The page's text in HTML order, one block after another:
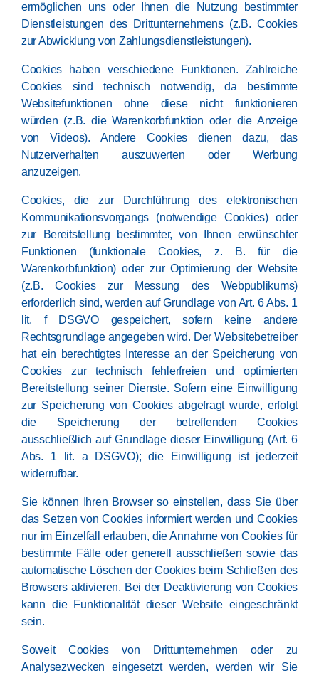
ermöglichen uns oder Ihnen die Nutzung bestimmter
Dienstleistungen des Drittunternehmens (z.B. Cookies
zur Abwicklung von Zahlungsdienstleistungen).
Cookies haben verschiedene Funktionen. Zahlreiche
Cookies sind technisch notwendig, da bestimmte
Websitefunktionen ohne diese nicht funktionieren
würden (z.B. die Warenkorbfunktion oder die Anzeige
von Videos). Andere Cookies dienen dazu, das
Nutzerverhalten auszuwerten oder Werbung
anzuzeigen.
Cookies, die zur Durchführung des elektronischen
Kommunikationsvorgangs (notwendige Cookies) oder
zur Bereitstellung bestimmter, von Ihnen erwünschter
Funktionen (funktionale Cookies, z. B. für die
Warenkorbfunktion) oder zur Optimierung der Website
(z.B. Cookies zur Messung des Webpublikums)
erforderlich sind, werden auf Grundlage von Art. 6 Abs. 1
lit. f DSGVO gespeichert, sofern keine andere
Rechtsgrundlage angegeben wird. Der Websitebetreiber
hat ein berechtigtes Interesse an der Speicherung von
Cookies zur technisch fehlerfreien und optimierten
Bereitstellung seiner Dienste. Sofern eine Einwilligung
zur Speicherung von Cookies abgefragt wurde, erfolgt
die Speicherung der betreffenden Cookies
ausschließlich auf Grundlage dieser Einwilligung (Art. 6
Abs. 1 lit. a DSGVO); die Einwilligung ist jederzeit
widerrufbar.
Sie können Ihren Browser so einstellen, dass Sie über
das Setzen von Cookies informiert werden und Cookies
nur im Einzelfall erlauben, die Annahme von Cookies für
bestimmte Fälle oder generell ausschließen sowie das
automatische Löschen der Cookies beim Schließen des
Browsers aktivieren. Bei der Deaktivierung von Cookies
kann die Funktionalität dieser Website eingeschränkt
sein.
Soweit Cookies von Drittunternehmen oder zu
Analysezwecken eingesetzt werden, werden wir Sie